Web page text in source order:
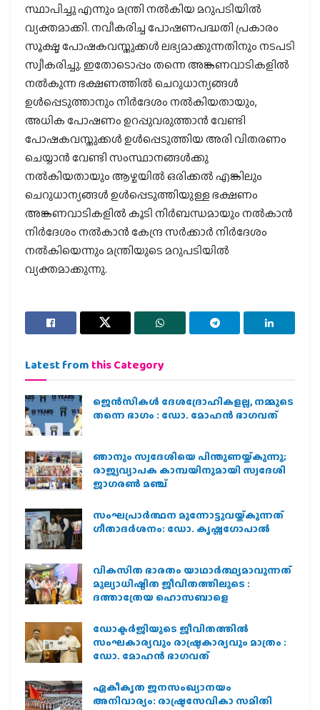
സ്ഥാപിച്ചു എന്നും മന്ത്രി നൽകിയ മറുപടിയിൽ
വ്യക്തമാക്കി. നവീകരിച്ച പോഷണപദ്ധതി പ്രകാരം
സൂക്ഷ്മ പോഷകവസ്തുക്കൾ ലഭ്യമാക്കുന്നതിനും നടപടി
സ്വീകരിച്ചു. ഇതോടൊപ്പം തന്നെ അങ്കണവാടികളിൽ
നൽകുന്ന ഭക്ഷണത്തിൽ ചെറുധാന്യങ്ങൾ
ഉൾപ്പെടുത്താനും നിർദേശം നൽകിയതായും,
അധിക പോഷണം ഉറപ്പുവരുത്താൻ വേണ്ടി
പോഷകവസ്തുക്കൾ ഉൾപ്പെടുത്തിയ അരി വിതരണം
ചെയ്യാൻ വേണ്ടി സംസ്ഥാനങ്ങൾക്കു
നൽകിയതായും ആഴ്ചയിൽ ഒരിക്കൽ എങ്കിലും
ചെറുധാന്യങ്ങൾ ഉൾപ്പെടുത്തിയുള്ള ഭക്ഷണം
അങ്കണവാടികളിൽ കൂടി നിർബന്ധമായും നൽകാൻ
നിർദേശം നൽകാൻ കേന്ദ്ര സർക്കാർ നിർദേശം
നൽകിയെന്നും മന്ത്രിയുടെ മറുപടിയിൽ
വ്യക്തമാക്കുന്നു.
Latest from this Category
ജെന്‍സികള്‍ ദേശദ്രോഹികളല്ല, നമ്മുടെ
തന്നെ ഭാഗം : ഡോ. മോഹന്‍ ഭാഗവത്
ഞാനും സ്വദേശിയെ പിന്തുണയ്ക്കുന്നു;
രാജ്യവ്യാപക കാമ്പയിനുമായി സ്വദേശി
ജാഗരണ്‍ മഞ്ച്
സംഘപ്രാര്‍ത്ഥന മുന്നോട്ടുവയ്ക്കുന്നത്
ഗീതാദര്‍ശനം: ഡോ. കൃഷ്ണഗോപാല്‍
വികസിത ഭാരതം യാഥാർത്ഥ്യമാവുന്നത്
മൂല്യാധിഷ്ഠിത ജീവിതത്തിലൂടെ :
ദത്താത്രേയ ഹൊസബാളെ
ഡോക്ടർജിയുടെ ജീവിതത്തിൽ
സംഘകാര്യവും രാഷ്ട്രകാര്യവും മാത്രം :
ഡോ. മോഹൻ ഭാഗവത്
ഏകീകൃത ജനസംഖ്യാനയം
അനിവാര്യം: രാഷ്ട്രസേവികാ സമിതി